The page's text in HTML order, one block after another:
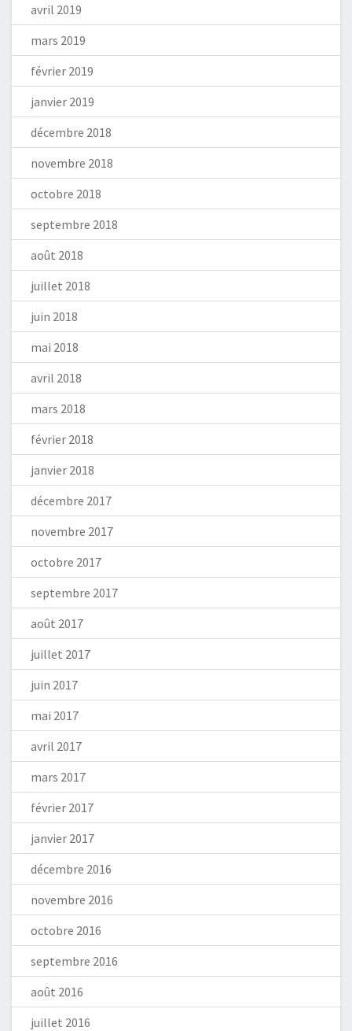
avril 2019
mars 2019
février 2019
janvier 2019
décembre 2018
novembre 2018
octobre 2018
septembre 2018
août 2018
juillet 2018
juin 2018
mai 2018
avril 2018
mars 2018
février 2018
janvier 2018
décembre 2017
novembre 2017
octobre 2017
septembre 2017
août 2017
juillet 2017
juin 2017
mai 2017
avril 2017
mars 2017
février 2017
janvier 2017
décembre 2016
novembre 2016
octobre 2016
septembre 2016
août 2016
juillet 2016